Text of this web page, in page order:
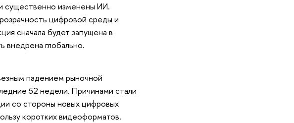
существенно изменены ИИ.
цифровой среды и
сначала будет запущена в
внедрена глобально.
падением рыночной
52 недели. Причинами стали
со стороны новых цифровых
коротких видеоформатов.